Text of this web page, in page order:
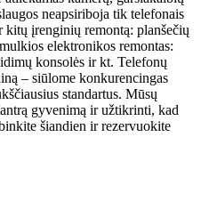
neapsiriboja tik telefonais
įrenginių remontą: planšečių
elektronikos remontas:
konsolės ir kt. Telefonų
– siūlome konkurencingas
standartus. Mūsų
gyvenimą ir užtikrinti, kad
šiandien ir rezervuokite